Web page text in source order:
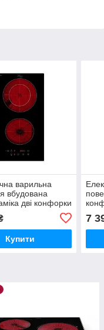
варильна
вбудована
дві конфорки
Купити
7